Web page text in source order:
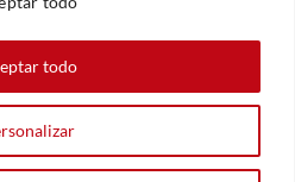
todo
|Política De Cookies
Consultoría